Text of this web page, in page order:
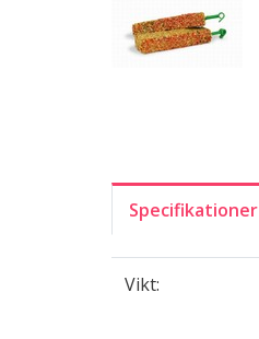
Specifikationer
Vikt: